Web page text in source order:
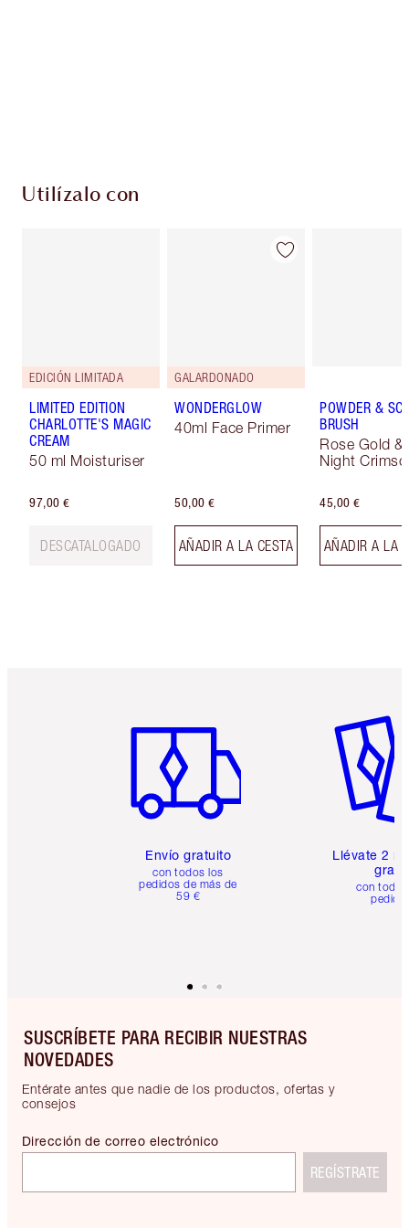
Utilízalo con
EDICIÓN LIMITADA
LIMITED EDITION
CHARLOTTE'S MAGIC
CREAM
50 ml Moisturiser
97,00 €
DESCATALOGADO
GALARDONADO
WONDERGLOW
40ml Face Primer
50,00 €
AÑADIR A LA CESTA
POWDER &
BRUSH
Rose Gold &
Night
45,00 €
AÑADIR A LA
Envío gratuito
con todos los
pedidos de más de
59 €
Llévate 2
gratis
con
SUSCRÍBETE PARA RECIBIR NUESTRAS
NOVEDADES
Entérate antes que nadie de los productos, ofertas y
consejos
Dirección de correo electrónico
REGÍSTRATE